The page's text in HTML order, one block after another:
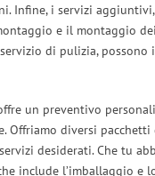
Infine, i servizi
e il montaggio
di pulizia, possono
un preventivo
Offriamo diversi
desiderati. Che tu
include l’imballaggio e